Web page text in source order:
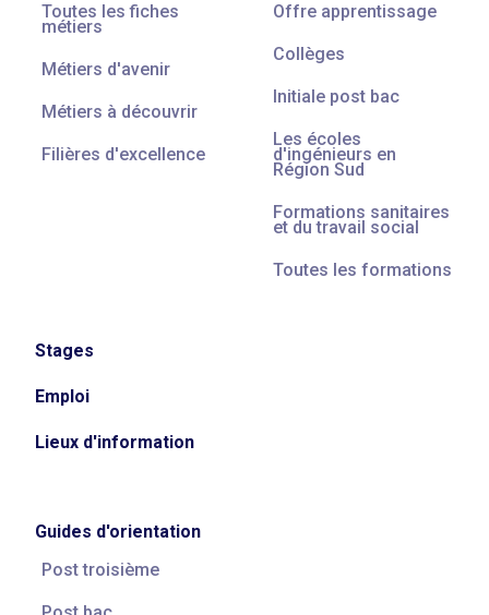
Toutes les fiches
métiers
Métiers d'avenir
Métiers à découvrir
Filières d'excellence
Offre apprentissage
Collèges
Initiale post bac
Les écoles
d'ingénieurs en
Région Sud
Formations sanitaires
et du travail social
Toutes les formations
Stages
Emploi
Lieux d'information
Guides d'orientation
Post troisième